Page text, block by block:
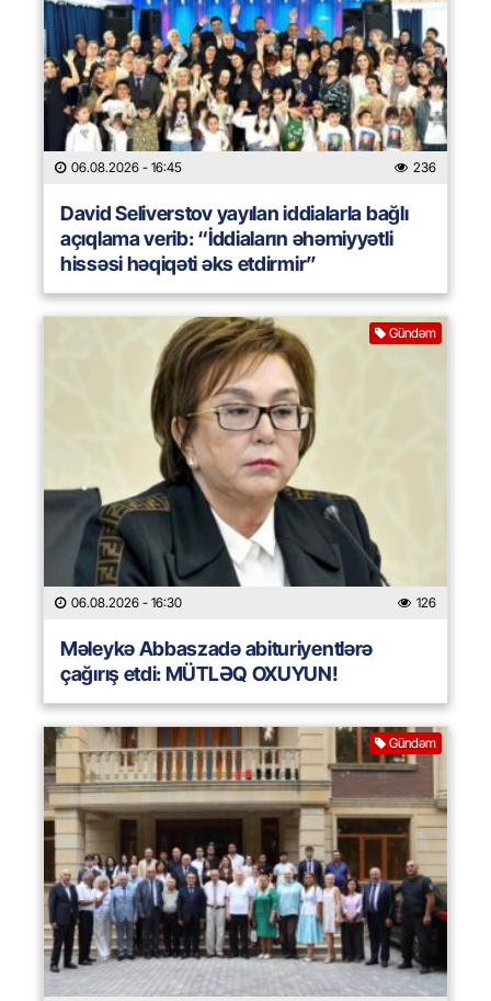
06.08.2026 - 16:45 236
David Seliverstov yayılan iddialarla bağlı
açıqlama verib: “İddiaların əhəmiyyətli
hissəsi həqiqəti əks etdirmir”
Gündəm
06.08.2026 - 16:30 126
Məleykə Abbaszadə abituriyentlərə
çağırış etdi: MÜTLƏQ OXUYUN!
Gündəm